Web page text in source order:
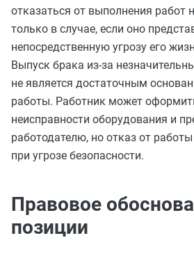
отказаться от выполнения работ
только в случае, если оно
непосредственную угрозу его
Выпуск брака из-за
не является достаточным
работы. Работник может
неисправности оборудования и
работодателю, но отказ от
при угрозе безопасности.
Правовое
позиции